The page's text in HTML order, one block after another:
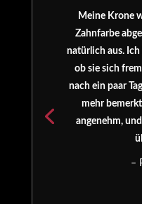
Meine Krone
Zahnfarbe
natürlich aus.
ob sie sich
nach ein paar
mehr
angenehm,
–